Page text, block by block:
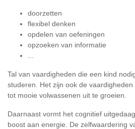
doorzetten
flexibel denken
opdelen van oefeningen
opzoeken van informatie
Tal van vaardigheden die een kind
studeren. Het zijn ook de
tot mooie volwassenen uit te groeien.
Daarnaast vormt het cognitief
boost aan energie. De zelfwaardering